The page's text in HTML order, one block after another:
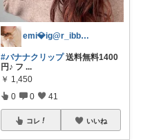
emi💎ig@r_ibbon_💍💎
#バナナクリップ送料無料1400
円♪ フ ...
￥ 1,450
0 0 41
コレ いいね